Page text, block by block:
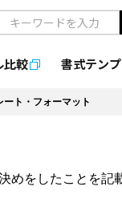
比較 書式テン
ト・フォーマット
をしたことを